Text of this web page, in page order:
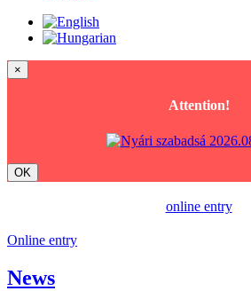
×
Attention!
OK
online entry
Online entry
News